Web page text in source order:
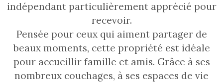
indépendant particulièrement apprécié pour
recevoir.
Pensée pour ceux qui aiment partager de
beaux moments, cette propriété est idéale
pour accueillir famille et amis. Grâce à ses
nombreux couchages, à ses espaces de vie